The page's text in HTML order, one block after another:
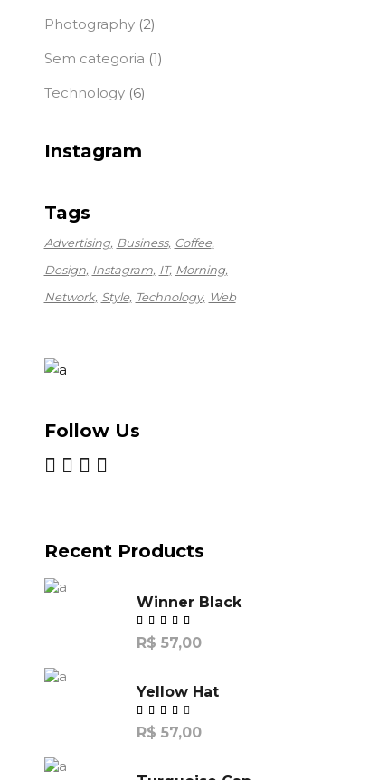
Photography(2)
Sem categoria (1)
Technology(6)
Instagram
Tags
Advertising Business Coffee
Design Instagram IT Morning
Network Style Technology Web
Follow Us
Recent Products
Winner Black
R$ 57,00
Yellow Hat
R$ 57,00